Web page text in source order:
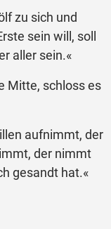
zu sich und
sein will, soll
aller sein.«
Mitte, schloss es
aufnimmt, der
der nimmt
gesandt hat.«